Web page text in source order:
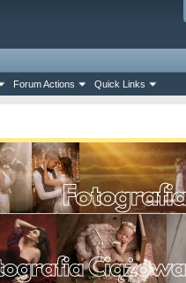
Forum Actions Quick Links